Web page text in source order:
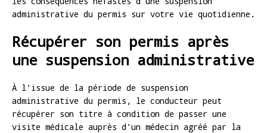
administrative du permis sur votre vie quotidienne.
Récupérer son permis après
une suspension administrative
À l’issue de la période de suspension
administrative du permis, le conducteur peut
récupérer son titre à condition de passer une
visite médicale auprès d’un médecin agréé par la